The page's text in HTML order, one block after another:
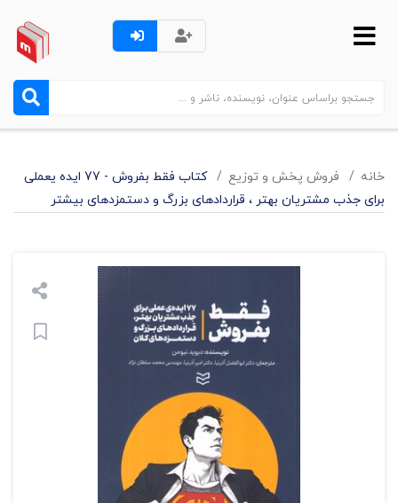
خانه فروش پخش و توزيع
کتاب فقط بفروش - 77 ایده یعملی
برای جذب مشتریان بهتر ، قراردادهای بزرگ و دستمزدهای بیشتر